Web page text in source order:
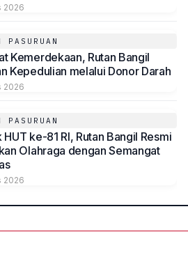
2026
PASURUAN
Kemerdekaan, Rutan Bangil
Kepedulian melalui Donor Darah
2026
PASURUAN
ke-81 RI, Rutan Bangil Resmi
Olahraga dengan Semangat
2026